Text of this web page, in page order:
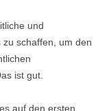
und
schaffen, um den
ist gut.
auf den ersten